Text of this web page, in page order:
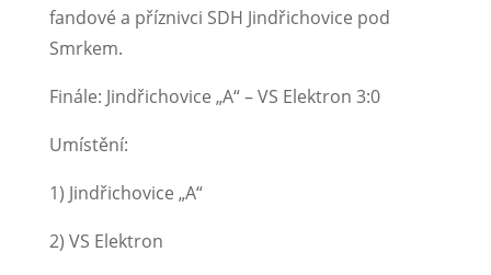
fandové a příznivci SDH Jindřichovice pod
Smrkem.
Finále: Jindřichovice „A“ – VS Elektron 3:0
Umístění:
1) Jindřichovice „A“
2) VS Elektron